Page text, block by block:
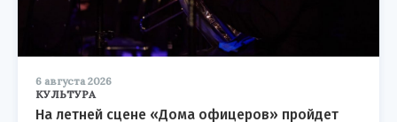
6 августа 2026
КУЛЬТУРА
На летней сцене «Дома офицеров» пройдет